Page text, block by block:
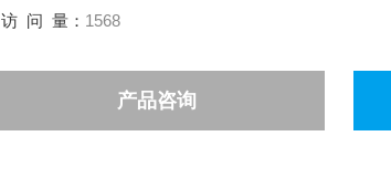
访 问 量： 1568
产品咨询